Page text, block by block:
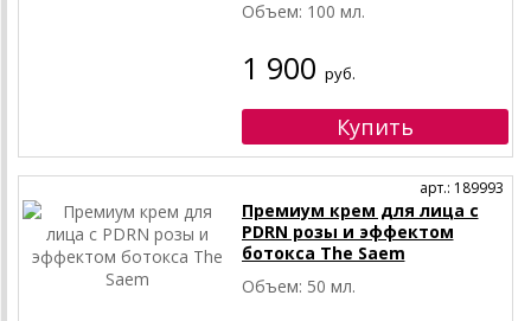
Объем: 100 мл.
1 900 руб.
арт.: 189993
Премиум крем для лица с
PDRN розы и эффектом
ботокса The Saem
Объем: 50 мл.